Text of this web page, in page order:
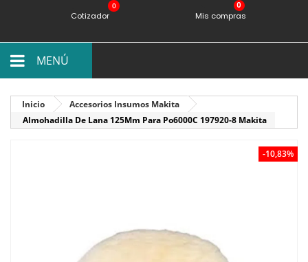
0
Cotizador Mis compras
MENÚ
Inicio
Accesorios Insumos Makita
Almohadilla De Lana 125Mm Para Po6000C 197920-8 Makita
-10,83%